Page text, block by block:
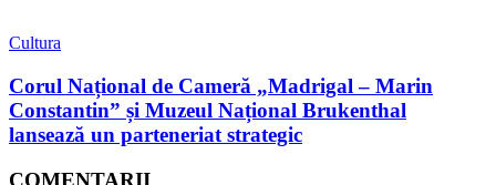
Cultura
Corul Național de Cameră „Madrigal – Marin
Constantin” și Muzeul Național Brukenthal
lansează un parteneriat strategic
COMENTARII